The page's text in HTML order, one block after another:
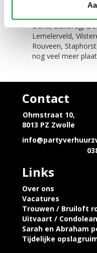
Steenwijk, 't
Oene, Balkbrug,
Lemelerveld,
Rouveen,
nog veel meer
Contact
Ohmstraat 10,
8013 PZ Zwolle
Links
Over ons
Vacatures
Trouwen / Bruiloft
Uitvaart /
Sarah en Abraham
Tijdelijke